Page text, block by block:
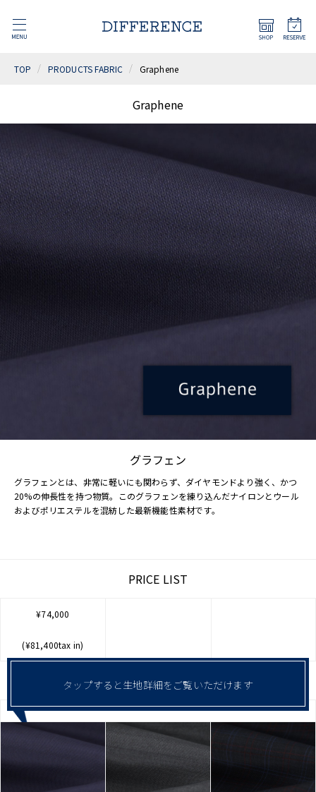
TOP PRODUCTS FABRIC Graphene
Graphene
グラフェン
グラフェンとは、非常に軽いにも関わらず、ダイヤモンドより強く、かつ
20%の伸長性を持つ物質。このグラフェンを練り込んだナイロンとウール
およびポリエステルを混紡した最新機能性素材です。
PRICE LIST
¥74,000
(¥81,400tax in)
POPULAR FABRIC
タップすると生地詳細をご覧いただけます